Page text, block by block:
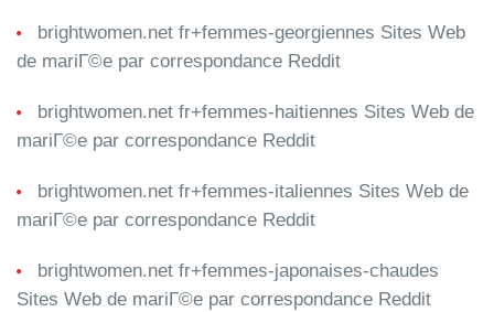
brightwomen.net fr+femmes-georgiennes Sites Web
de mariГ©e par correspondance Reddit
brightwomen.net fr+femmes-haitiennes Sites Web de
mariГ©e par correspondance Reddit
brightwomen.net fr+femmes-italiennes Sites Web de
mariГ©e par correspondance Reddit
brightwomen.net fr+femmes-japonaises-chaudes
Sites Web de mariГ©e par correspondance Reddit